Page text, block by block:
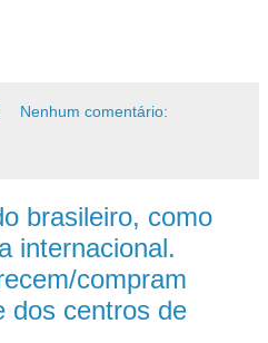
Nenhum comentário:
brasileiro, como
internacional.
compram
dos centros de